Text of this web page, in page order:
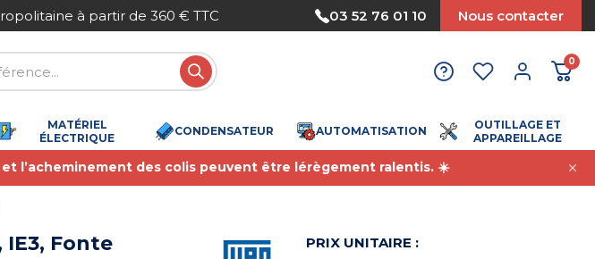
Paiement sécurisé 03 52 76 01 10 Nous contacter
0
MATÉRIEL
ÉLECTRIQUE
CONDENSATEUR AUTOMATISATION
OUTILLAGE ET
APPAREILLAGE
l’acheminement des colis peuvent être lérègement ralentis. ☀️
IE3, Fonte PRIX UNITAIRE :